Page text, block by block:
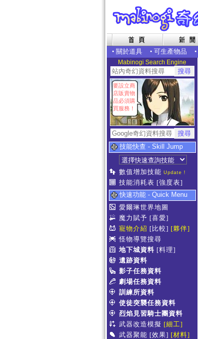
• 關於道具 • 可生產物品 •
Mabinogi Search Engine
要設立商
店販賣物
品必須購
買服務！
技能快查 - Skill Jump
數值增加技能 Update !
技能消耗表 [強度表]
快速功能 - Quick Menu
愛爾琳世界地圖
魔力賦予 [喜愛]
寵物介紹 [比較] [夥伴]
怪物導覽搜尋
地下城資料 [料理]
遺跡資料
影子任務資料
劇場任務資料
訓練所資料
使徒突襲任務資料
烈焰見習騎士團資料
武器改造模擬 [細工]
武器聚能 [效果] [材料]